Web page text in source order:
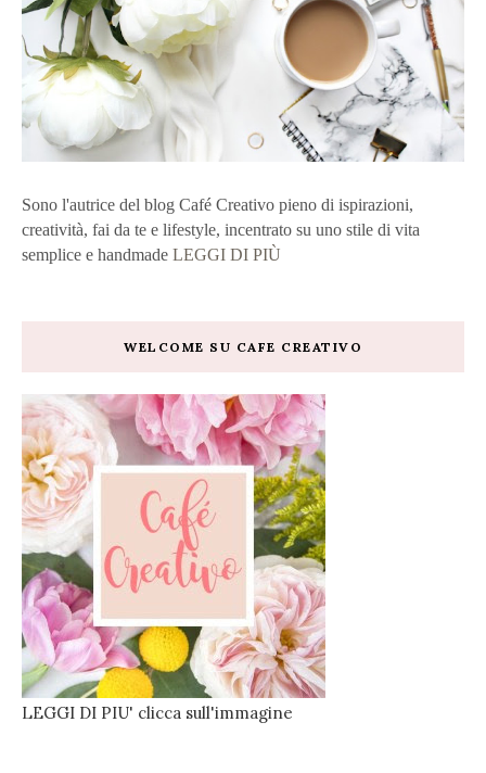
Sono l'autrice del blog Café Creativo pieno di ispirazioni,
creatività, fai da te e lifestyle, incentrato su uno stile di vita
semplice e handmade LEGGI DI PIÙ
WELCOME SU CAFE CREATIVO
LEGGI DI PIU' clicca sull'immagine